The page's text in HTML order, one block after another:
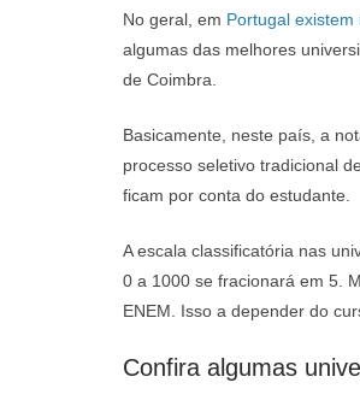
No geral, em Portugal
algumas das melhores
de Coimbra.
Basicamente, neste país, a
processo seletivo tradicional
ficam por conta do estudante.
A escala classificatória nas
0 a 1000 se fracionará em 5.
ENEM. Isso a depender do
Confira algumas